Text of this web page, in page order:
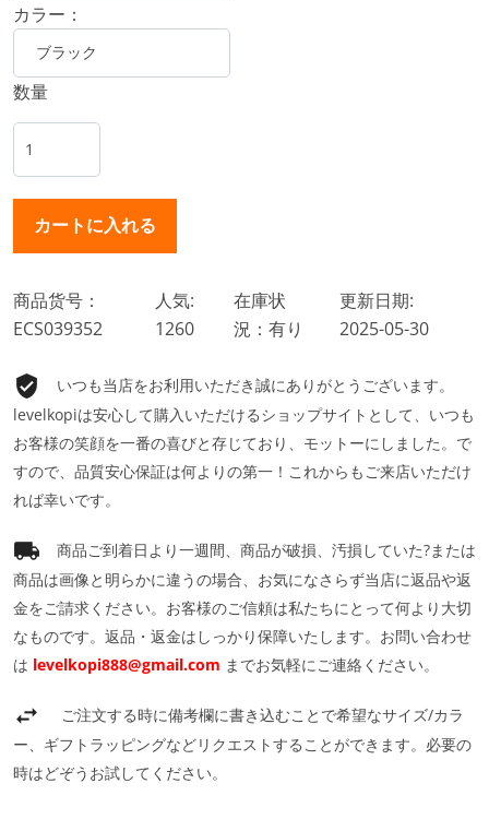
カラー：
数量
商品货号：
ECS039352
人気:
1260
在庫状
況：有り
更新日期:
2025-05-30
いつも当店をお利用いただき誠にありがとうございます。
levelkopiは安心して購入いただけるショップサイトとして、いつも
お客様の笑顔を一番の喜びと存じており、モットーにしました。で
すので、品質安心保証は何よりの第一！これからもご来店いただけ
れば幸いです。
商品ご到着日より一週間、商品が破損、汚損していた?または
商品は画像と明らかに違うの場合、お気になさらず当店に返品や返
金をご請求ください。お客様のご信頼は私たちにとって何より大切
なものです。返品・返金はしっかり保障いたします。お問い合わせ
は levelkopi888@gmail.com までお気軽にご連絡ください。
ご注文する時に備考欄に書き込むことで希望なサイズ/カラ
ー、ギフトラッピングなどリクエストすることができます。必要の
時はどぞうお試してください。